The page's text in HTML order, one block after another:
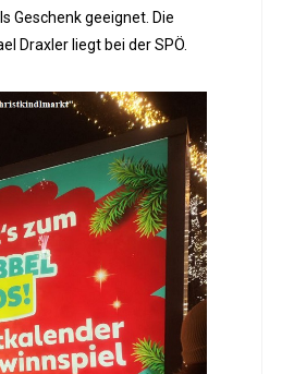
Geschenk geeignet. Die
Draxler liegt bei der SPÖ.